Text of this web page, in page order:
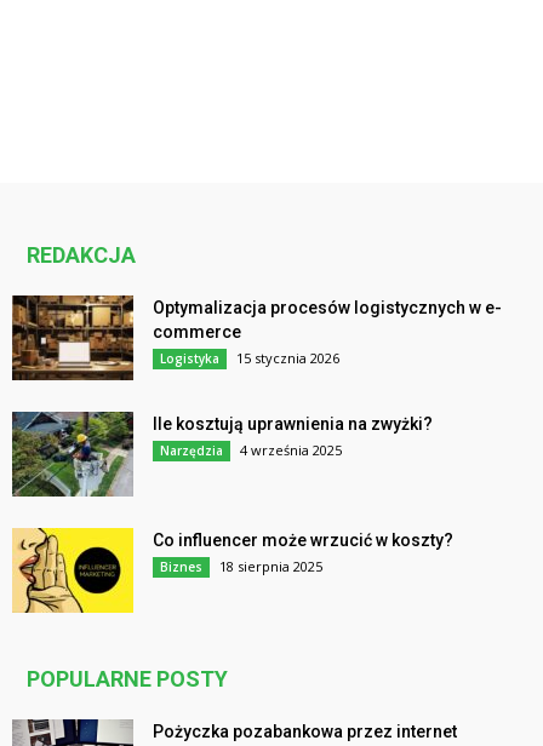
REDAKCJA
Optymalizacja procesów logistycznych w e-
commerce
Logistyka 15 stycznia 2026
Ile kosztują uprawnienia na zwyżki?
Narzędzia 4 września 2025
Co influencer może wrzucić w koszty?
Biznes 18 sierpnia 2025
POPULARNE POSTY
Pożyczka pozabankowa przez internet